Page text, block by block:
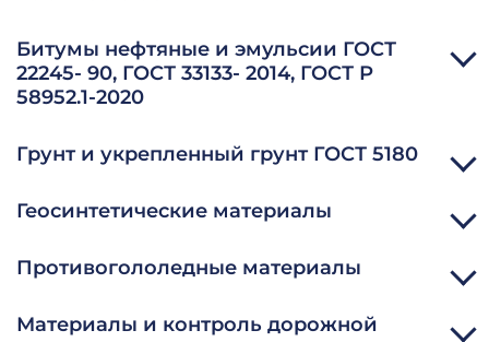
Определение качества нанесения дорожной разметки
Определение интенсивности и состава транспортного потока
Определение светоотражающих характеристик дорожных знаков
Паспортизация объектов дорожного и придорожного сервиса
Битумы нефтяные и эмульсии ГОСТ
22245- 90, ГОСТ 33133- 2014, ГОСТ Р
58952.1-2020
Грунт и укрепленный грунт ГОСТ 5180
Геосинтетические материалы
Противогололедные материалы
Материалы и контроль дорожной